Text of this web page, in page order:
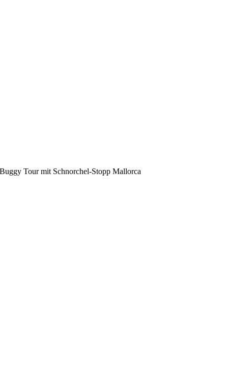
Buggy Tour mit Schnorchel-Stopp Mallorca